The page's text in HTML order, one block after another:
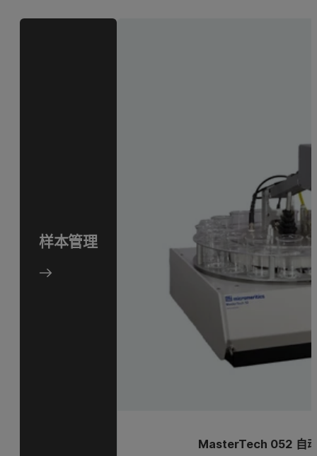
样本管理
MasterTech 052 自